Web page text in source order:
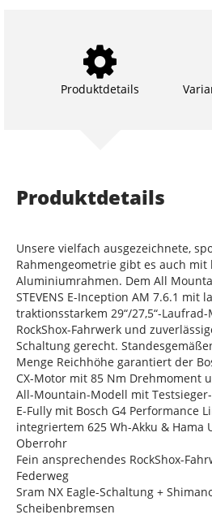
Produktdetails
Produktdetails
Unsere vielfach ausgezeichnete,
Rahmengeometrie gibt es auch mit
Aluminiumrahmen. Dem All
STEVENS E-Inception AM 7.6.1 mit
traktionsstarkem 29“/27,5“-
RockShox-Fahrwerk und
Schaltung gerecht.
Menge Reichhöhe garantiert der
CX-Motor mit 85 Nm Drehmoment
All-Mountain-Modell mit
E-Fully mit Bosch G4 Performance
integriertem 625 Wh-Akku & Hama
Oberrohr
Fein ansprechendes RockShox-
Federweg
Sram NX Eagle-Schaltung +
Scheibenbremsen